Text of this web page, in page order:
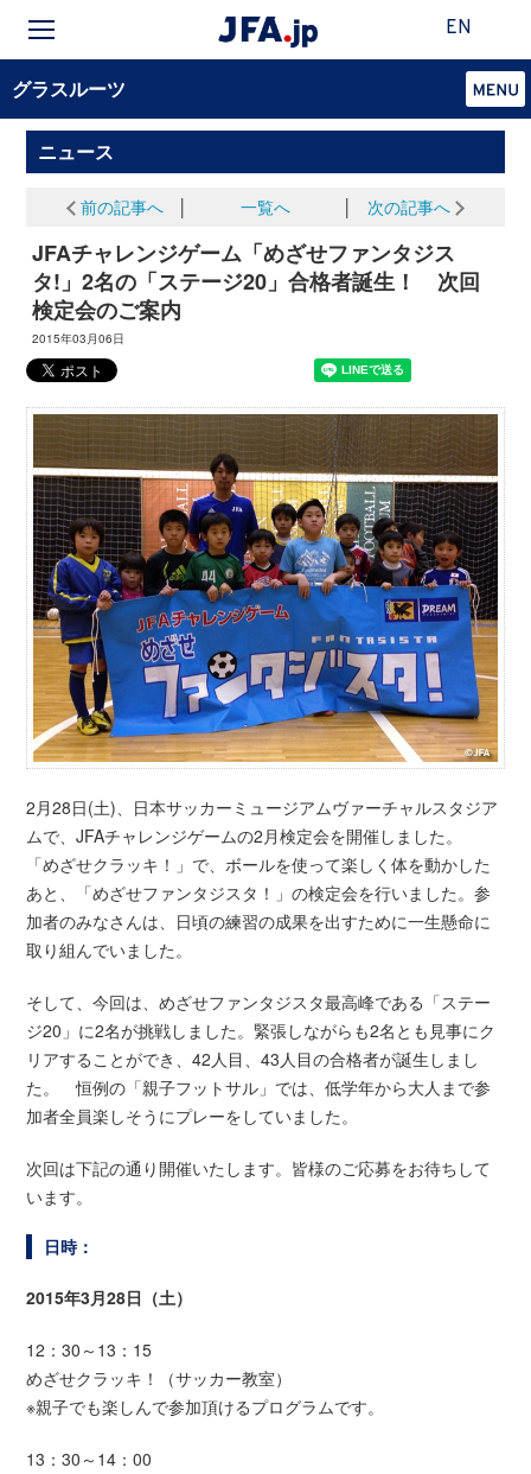
EN
グラスルーツ
ニュース
前の記事へ 一覧へ 次の記事へ
JFAチャレンジゲーム「めざせファンタジス
タ!」2名の「ステージ20」合格者誕生！ 次回
検定会のご案内
2015年03月06日
2月28日(土)、日本サッカーミュージアムヴァーチャルスタジア
ムで、JFAチャレンジゲームの2月検定会を開催しました。
「めざせクラッキ！」で、ボールを使って楽しく体を動かした
あと、「めざせファンタジスタ！」の検定会を行いました。参
加者のみなさんは、日頃の練習の成果を出すために一生懸命に
取り組んでいました。
そして、今回は、めざせファンタジスタ最高峰である「ステー
ジ20」に2名が挑戦しました。緊張しながらも2名とも見事にク
リアすることができ、42人目、43人目の合格者が誕生しまし
た。 恒例の「親子フットサル」では、低学年から大人まで参
加者全員楽しそうにプレーをしていました。
次回は下記の通り開催いたします。皆様のご応募をお待ちして
います。
日時：
2015年3月28日（土）
12：30～13：15
めざせクラッキ！（サッカー教室）
※親子でも楽しんで参加頂けるプログラムです。
13：30～14：00